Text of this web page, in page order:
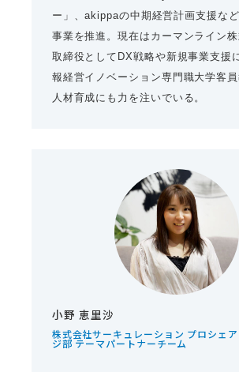
ー」、akippaの中期経営計画支援な
事業を推進。現在はカーマンライン
取締役としてDX戦略や新規事業支援
報経営イノベーション専門職大学客
人材育成にも力を注いでいる。
小野 恵里沙
株式会社サーキュレーション プロシェ
ジ部 テーマパートナーチーム